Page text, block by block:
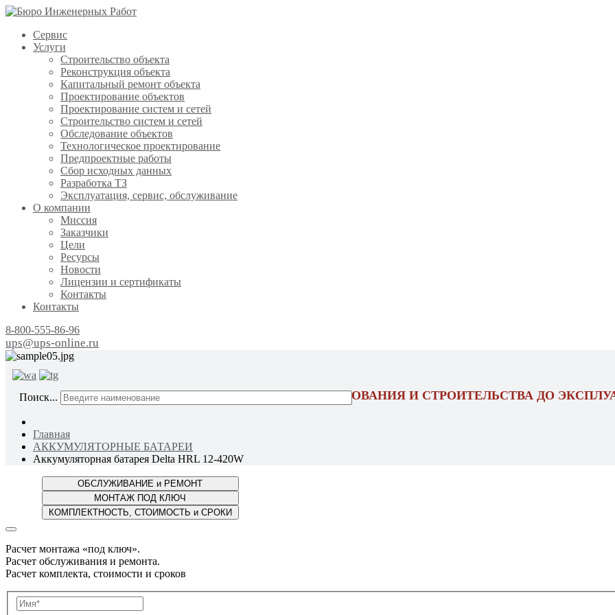
Сервис
Услуги
Строительство объекта
Реконструкция объекта
Капитальный ремонт объекта
Проектирование объектов
Проектирование систем и сетей
Строительство систем и сетей
Обследование объектов
Технологическое проектирование
Предпроектные работы
Сбор исходных данных
Разработка ТЗ
Эксплуатация, сервис, обслуживание
О компании
Миссия
Заказчики
Цели
Ресурсы
Новости
Лицензии и сертификаты
Контакты
Контакты
8-800-555-86-96
ups@ups-online.ru
ОТ ПРОЕКТИРОВАНИЯ И СТРОИТЕЛЬСТВА ДО
Поиск...
Главная
АККУМУЛЯТОРНЫЕ БАТАРЕИ
Аккумуляторная батарея Delta HRL 12-420W
Расчет монтажа «под ключ».
Расчет обслуживания и ремонта.
Расчет комплекта, стоимости и сроков